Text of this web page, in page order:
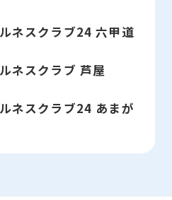
ネスクラブ24 六甲道
ネスクラブ 芦屋
ネスクラブ24 あまが